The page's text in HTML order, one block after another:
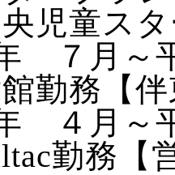
央児童ス
７月～
勤務【
４月～
勤務【